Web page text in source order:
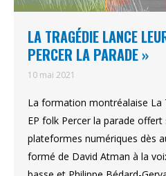
LA TRAGÉDIE LANCE
PERCER LA PARADE »
10 mai 2021
La formation montréalaise La
EP folk Percer la parade
plateformes numériques dès
formé de David Atman à la